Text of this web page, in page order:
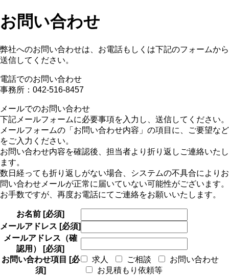
お問い合わせ
弊社へのお問い合わせは、お電話もしくは下記のフォームから
送信してください。
電話でのお問い合わせ
事務所：042-516-8457
メールでのお問い合わせ
下記メールフォームに必要事項を入力し、送信してください。
メールフォームの「お問い合わせ内容」の項目に、ご要望など
をご入力ください。
お問い合わせ内容を確認後、担当者より折り返しご連絡いたし
ます。
数日経っても折り返しがない場合、システムの不具合によりお
問い合わせメールが正常に届いていない可能性がございます。
お手数ですが、再度お電話にてご連絡をお願いいたします。
お名前 [必須]
メールアドレス [必須]
メールアドレス（確
認用）
[必須]
お問い合わせ項目
[必
須]
求人 ご相談
お問い合わせ
お見積もり依頼等